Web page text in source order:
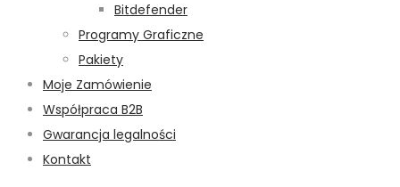
Bitdefender
Programy Graficzne
Pakiety
Moje Zamówienie
Współpraca B2B
Gwarancja legalności
Kontakt